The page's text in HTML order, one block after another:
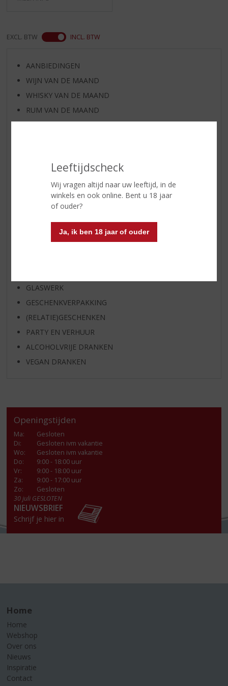
Leeftijdscheck
Wij vragen altijd naar uw leeftijd, in de
winkels en ook online. Bent u 18 jaar
of ouder?
Ja, ik ben 18 jaar of ouder
EXCL. BTW INCL. BTW
AANBIEDINGEN
WIJN VAN DE MAAND
WHISKY VAN DE MAAND
RUM VAN DE MAAND
BIER VAN DE MAAND
WHISKY
GEDISTILLEERD OVERIG
SHOTJES
GLASWERK
GESCHENKVERPAKKING
(RELATIE)GESCHENKEN
PARTY EN VERHUUR
ALCOHOLVRIJE DRANKEN
VEGAN DRANKEN
Openingstijden
Ma:
Gesloten
Di:
Gesloten ivm vakantie
Wo:
Gesloten ivm vakantie
Do:
9:00 - 18:00 uur
Vr:
9:00 - 18:00 uur
Za:
9:00 - 17:00 uur
Zo:
Gesloten
30 juli GESLOTEN
NIEUWSBRIEF
Schrijf je hier in
Home
Home
Webshop
Over ons
Nieuws
Inspiratie
Contact